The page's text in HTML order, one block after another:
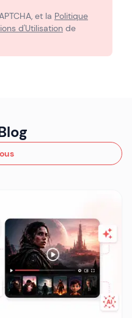
et la Politique
d'Utilisation de